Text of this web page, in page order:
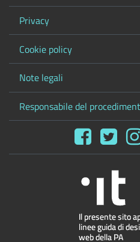
Privacy
Cookie policy
Note legali
Responsabile del